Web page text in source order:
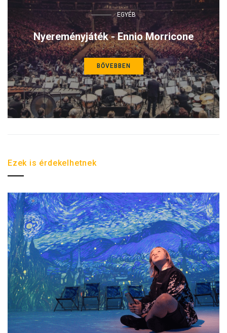
EGYÉB
Nyereményjáték - Ennio Morricone
BŐVEBBEN
Ezek is érdekelhetnek